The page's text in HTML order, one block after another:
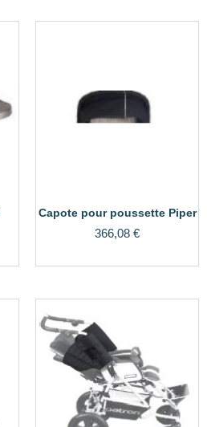
Capote pour poussette Piper
366,08 €